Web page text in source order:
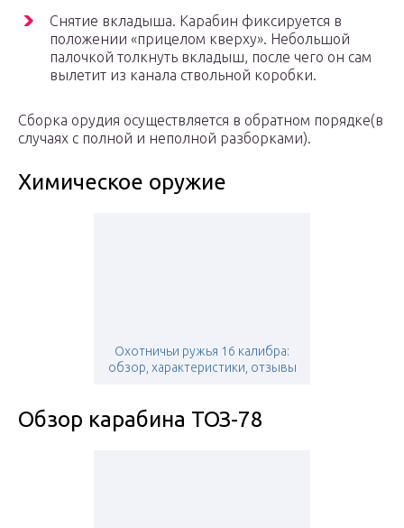
Снятие вкладыша. Карабин фиксируется в
положении «прицелом кверху». Небольшой
палочкой толкнуть вкладыш, после чего он сам
вылетит из канала ствольной коробки.
Сборка орудия осуществляется в обратном порядке(в
случаях с полной и неполной разборками).
Химическое оружие
Охотничьи ружья 16 калибра:
обзор, характеристики, отзывы
Обзор карабина ТОЗ-78